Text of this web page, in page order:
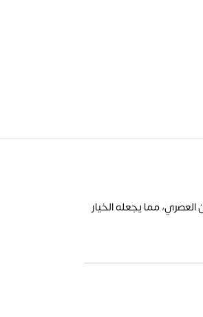
مما يجعله الخيار